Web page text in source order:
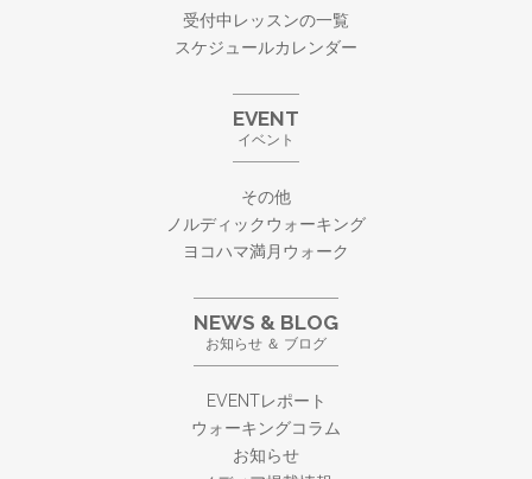
受付中レッスンの一覧
スケジュールカレンダー
EVENT
イベント
その他
ノルディックウォーキング
ヨコハマ満月ウォーク
NEWS & BLOG
お知らせ ＆ ブログ
EVENTレポート
ウォーキングコラム
お知らせ